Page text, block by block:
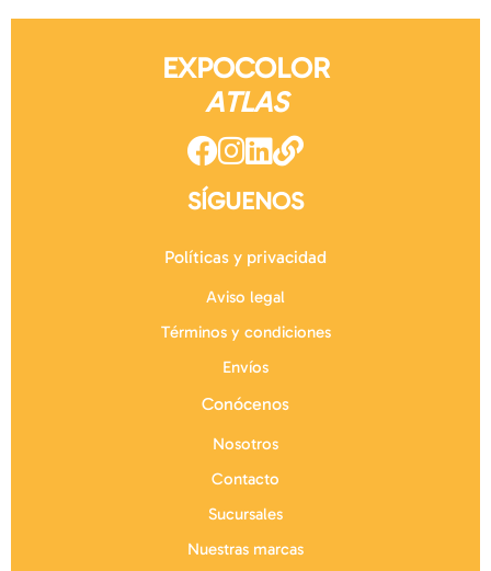
EXPOCOLOR
ATLAS
SÍGUENOS
Políticas y privacidad
Aviso legal
Términos y condiciones
Envíos
Conócenos
Nosotros
Contacto
Sucursales
Nuestras marcas